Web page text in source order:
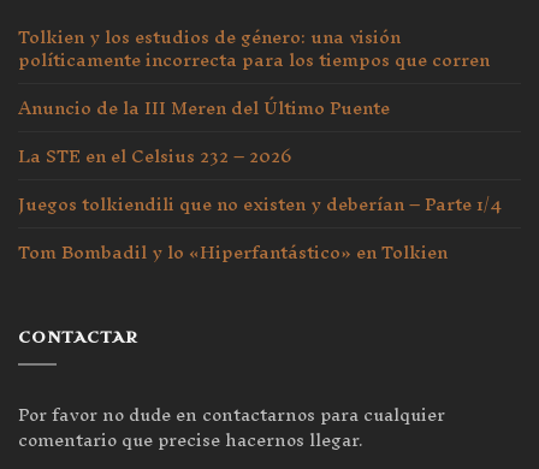
Tolkien y los estudios de género: una visión
políticamente incorrecta para los tiempos que corren
Anuncio de la III Meren del Último Puente
La STE en el Celsius 232 – 2026
Juegos tolkiendili que no existen y deberían – Parte 1/4
Tom Bombadil y lo «Hiperfantástico» en Tolkien
CONTACTAR
Por favor no dude en contactarnos para cualquier
comentario que precise hacernos llegar.